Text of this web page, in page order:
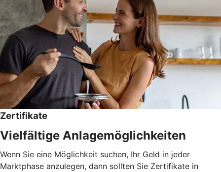
Zertifikate
Vielfältige Anlagemöglichkeiten
Wenn Sie eine Möglichkeit suchen, Ihr Geld in jeder
Marktphase anzulegen, dann sollten Sie Zertifikate in